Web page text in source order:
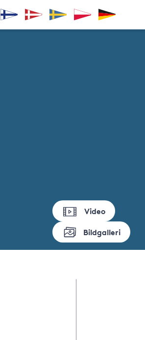
Video
Bildgalleri